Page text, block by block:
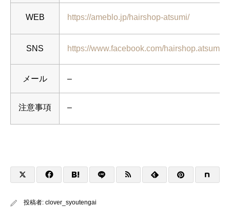
WEB https://ameblo.jp/hairshop-atsumi/
SNS https://www.facebook.com/hairshop.atsumi/
メール –
注意事項 –
投稿者: clover_syoutengai